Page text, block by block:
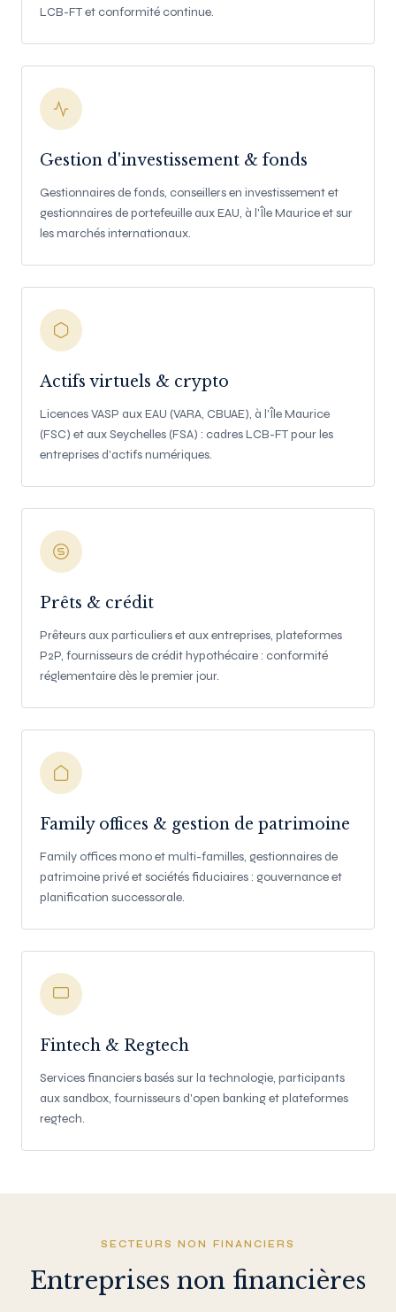
LCB-FT et conformité continue.
Gestion d'investissement & fonds
Gestionnaires de fonds, conseillers en investissement et
gestionnaires de portefeuille aux EAU, à l'Île Maurice et sur
les marchés internationaux.
Actifs virtuels & crypto
Licences VASP aux EAU (VARA, CBUAE), à l'Île Maurice
(FSC) et aux Seychelles (FSA) : cadres LCB-FT pour les
entreprises d'actifs numériques.
Prêts & crédit
Prêteurs aux particuliers et aux entreprises, plateformes
P2P, fournisseurs de crédit hypothécaire : conformité
réglementaire dès le premier jour.
Family offices & gestion de patrimoine
Family offices mono et multi-familles, gestionnaires de
patrimoine privé et sociétés fiduciaires : gouvernance et
planification successorale.
Fintech & Regtech
Services financiers basés sur la technologie, participants
aux sandbox, fournisseurs d'open banking et plateformes
regtech.
SECTEURS NON FINANCIERS
Entreprises non financières